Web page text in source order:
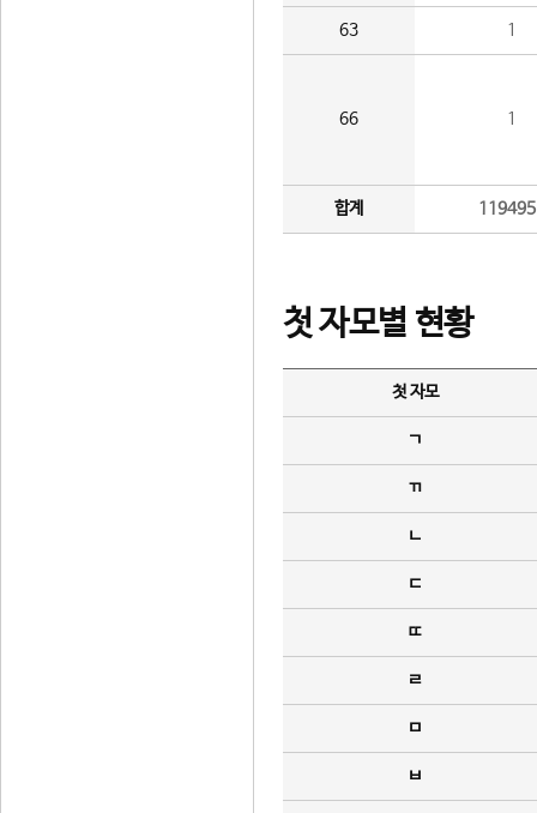
63 1
66 1
합계
첫 자모별 현황
첫 자모
ㄱ
ㄲ
ㄴ
ㄷ
ㄸ
ㄹ
ㅁ
ㅂ